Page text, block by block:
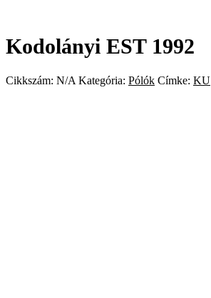
Kodolányi EST 1992
Cikkszám: N/A Kategória: Pólók Címke: KU